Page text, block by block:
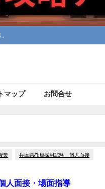
マップ お問合せ
業 兵庫県教員採用試験 個人面接
人面接・場面指導